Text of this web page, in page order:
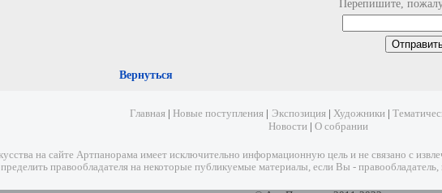
Перепишите,
Вернуться
Главная Новые поступления Экспозиция Художники
Новости| О собрании
на сайте Артпанорама имеет исключительно информационную цель и не связано с
правообладателя на некоторые публикуемые материалы, если Вы -